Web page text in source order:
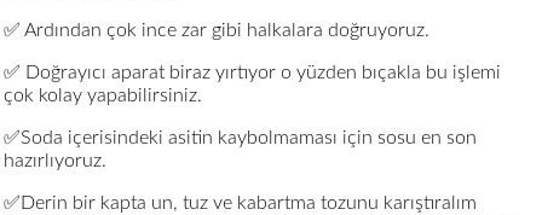
✅ Ardından çok ince zar gibi halkalara doğruyoruz.
✅ Doğrayıcı aparat biraz yırtıyor o yüzden bıçakla bu işlemi
çok kolay yapabilirsiniz.
✅Soda içerisindeki asitin kaybolmaması için sosu en son
hazırlıyoruz.
✅Derin bir kapta un, tuz ve kabartma tozunu karıştıralım